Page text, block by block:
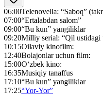
06:00Telenovella: “Saboq”
07:00“Ertalabdan salom”
09:00“Bu kun” yangiliklar
09:20Milliy serial: “Qil ustidagi
10:15Oilaviy kinofilm:
12:40Bolajonlar uchun film:
15:00O‘zbek kino:
16:35Musiqiy tanaffus
17:10“Bu kun” yangiliklar
17:25“Yor-Yor”